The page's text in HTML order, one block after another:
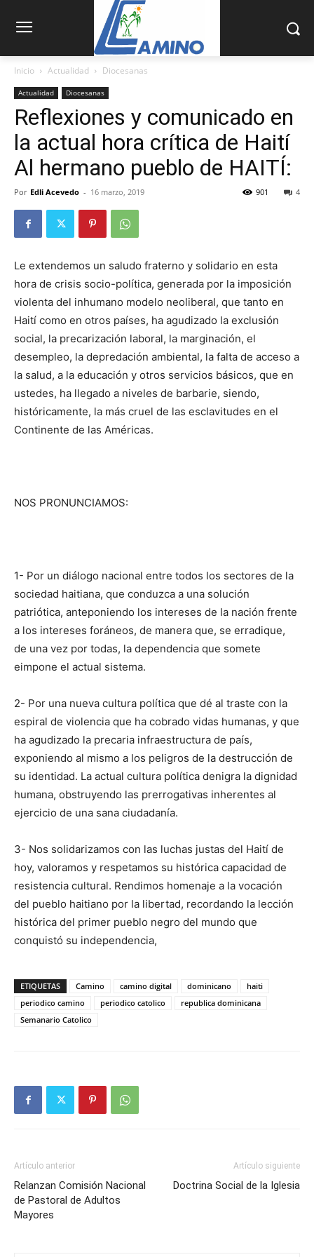
Inicio Actualidad Diocesanas
Actualidad Diocesanas
Reflexiones y comunicado en
la actual hora crítica de Haití
Al hermano pueblo de HAITÍ:
Por Edli Acevedo - 16 marzo, 2019 4
901
Le extendemos un saludo fraterno y solidario en esta
hora de crisis socio-política, generada por la impo­sición
violenta del inhumano modelo neoliberal, que tanto en
Haití como en otros países, ha agudizado la exclu­sión
social, la precarización laboral, la marginación, el
desempleo, la depredación ambiental, la falta de acceso a
la salud, a la educación y otros servicios básicos, que en
ustedes, ha llegado a niveles de barbarie, siendo,
históricamente, la más cruel de las esclavitudes en el
Continente de las Américas.
NOS PRONUNCIAMOS:
1- Por un diálogo nacional entre todos los sectores de la
sociedad hai­tiana, que conduzca a una solución
patriótica, anteponiendo los intereses de la nación frente
a los intereses foráneos, de manera que, se erradi­que,
de una vez por todas, la dependencia que somete
eimpone el actual sistema.
2- Por una nueva cultura política que dé al traste con la
espiral de violencia que ha cobrado vidas humanas, y que
ha agudizado la precaria infra­estructura de país,
exponiendo al mis­mo a los peligros de la destrucción de
su identidad. La actual cultura política denigra la dignidad
humana, obs­truyendo las prerrogativas inherentes al
ejercicio de una sana ciudadanía.
3- Nos solidarizamos con las luchas justas del Haití de
hoy, valoramos y respetamos su histórica capacidad de
resistencia cultural. Rendimos homenaje a la vocación
del pueblo haitiano por la libertad, recordando la lección
histórica del primer pueblo negro del mundo que
conquis­tó su independencia,
ETIQUETAS Camino camino digital dominicano
haiti
periodico camino
periodico catolico
republica dominicana
Semanario Catolico
Artículo anterior
Relanzan Comisión Nacional
de Pastoral de Adultos
Mayores
Artículo siguiente
Doctrina Social de la Iglesia